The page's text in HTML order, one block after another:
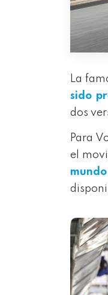
La
sido
dos
Para
el